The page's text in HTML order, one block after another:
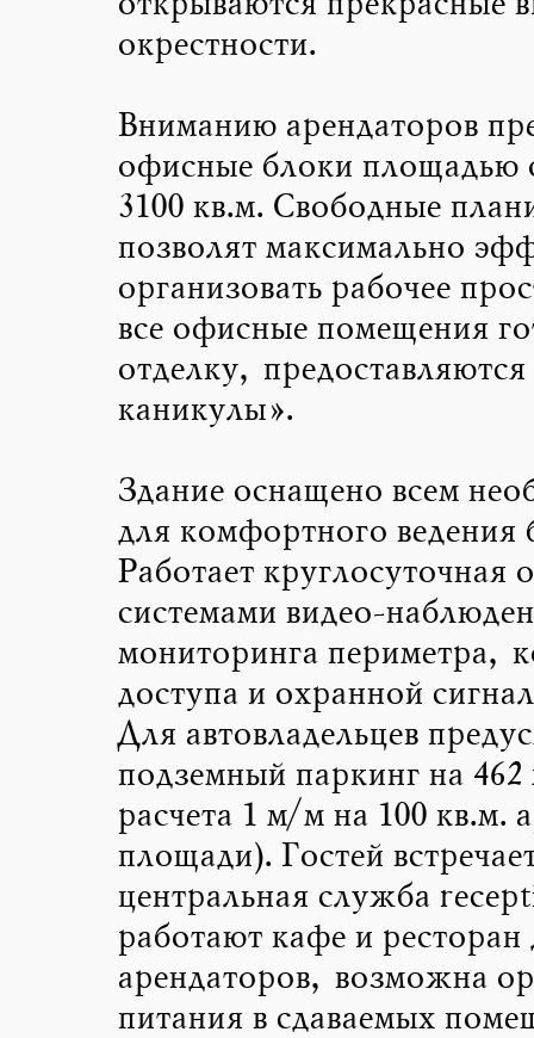
окрестности.
Вниманию арендаторов
офисные блоки площадью
3100 кв.м. Свободные
позволят максимально
организовать рабочее
все офисные помещения
отделку,
каникулы».
Здание оснащено всем
для комфортного ведения
Работает круглосуточная
системами видео-
мониторинга периметра,
доступа и охранной
Для автовладельцев
подземный паркинг на
расчета 1 м/м на 100 кв.м.
площади). Гостей
центральная служба
работают кафе и ресторан
арендаторов, возможна
питания в сдаваемых